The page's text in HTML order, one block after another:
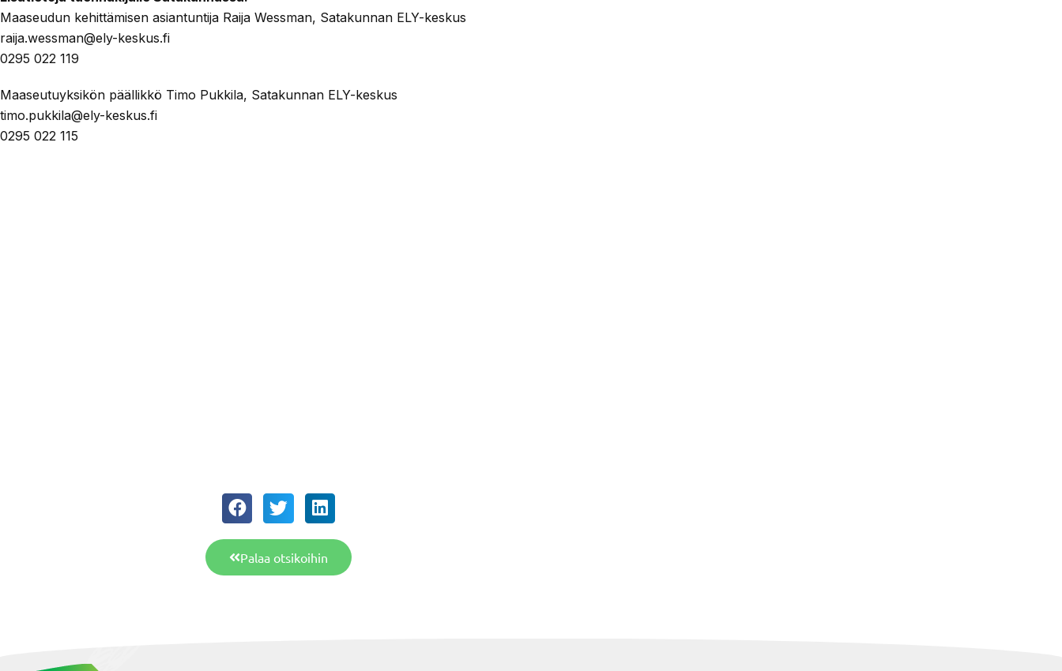
Maaseudun kehittämisen asiantuntija Raija Wessman, Satakunnan ELY-keskus
raija.wessman@ely-keskus.fi
0295 022 119
Maaseutuyksikön päällikkö Timo Pukkila, Satakunnan ELY-keskus
timo.pukkila@ely-keskus.fi
0295 022 115
Palaa otsikoihin